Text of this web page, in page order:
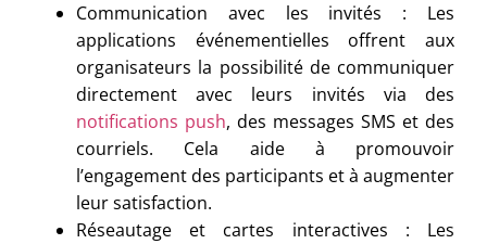
Communication avec les invités : Les
applications événementielles offrent aux
organisateurs la possibilité de communiquer
directement avec leurs invités via des
notifications push, des messages SMS et des
courriels. Cela aide à promouvoir
l’engagement des participants et à augmenter
leur satisfaction.
Réseautage et cartes interactives : Les